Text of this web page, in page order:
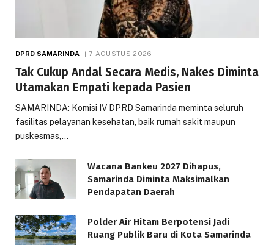
DPRD SAMARINDA 7 AGUSTUS 2026
Tak Cukup Andal Secara Medis, Nakes Diminta
Utamakan Empati kepada Pasien
SAMARINDA: Komisi IV DPRD Samarinda meminta seluruh
fasilitas pelayanan kesehatan, baik rumah sakit maupun
puskesmas,…
Wacana Bankeu 2027 Dihapus,
Samarinda Diminta Maksimalkan
Pendapatan Daerah
Polder Air Hitam Berpotensi Jadi
Ruang Publik Baru di Kota Samarinda